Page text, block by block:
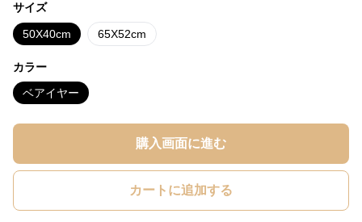
サイズ
50X40cm 65X52cm
カラー
ベアイヤー
購入画面に進む
カートに追加する